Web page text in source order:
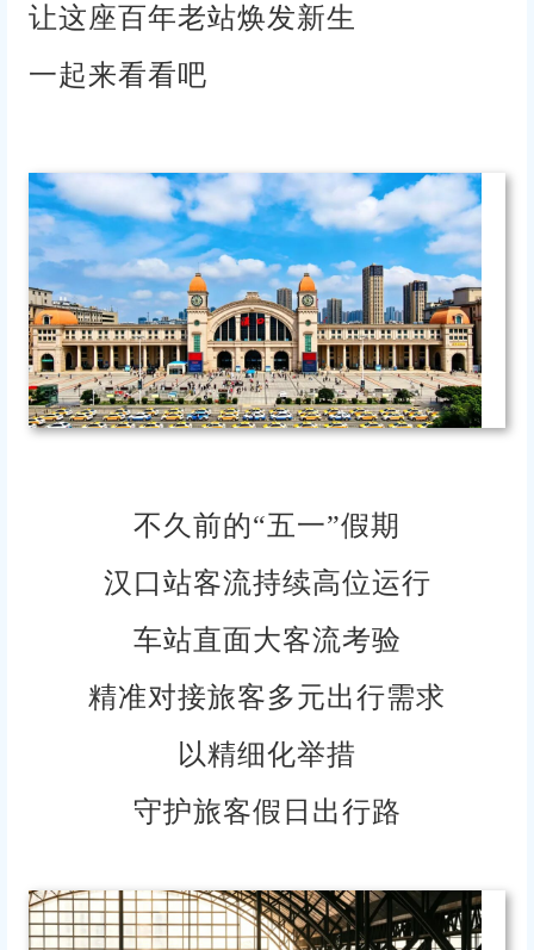
让这座百年老站焕发新生
一起来看看吧
不久前的“五一”假期
汉口站客流持续高位运行
车站直面大客流考验
精准对接旅客多元出行需求
以精细化举措
守护旅客假日出行路